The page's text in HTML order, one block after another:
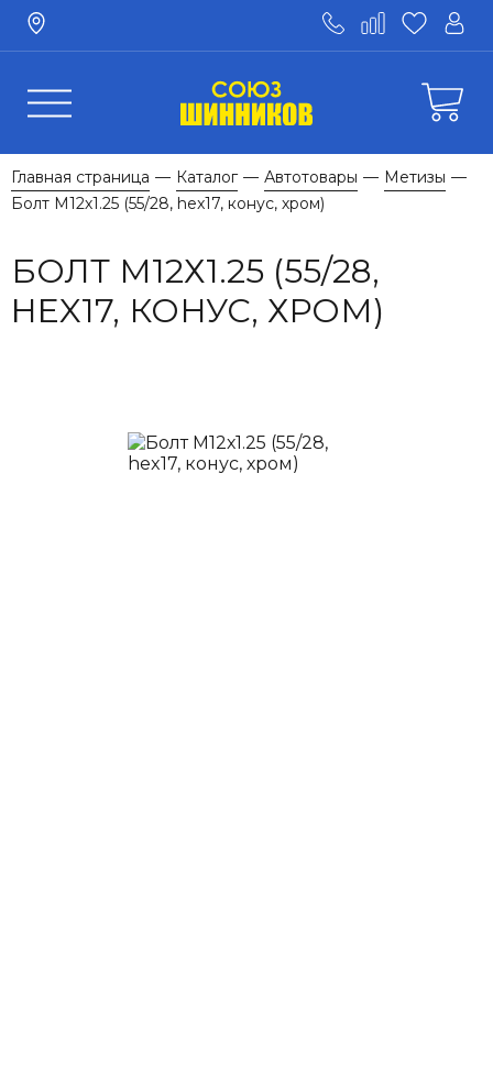
Главная страница — Каталог — Автотовары — Метизы —
Болт М12х1.25 (55/28, hex17, конус, хром)
БОЛТ М12Х1.25 (55/28,
HEX17, КОНУС, ХРОМ)